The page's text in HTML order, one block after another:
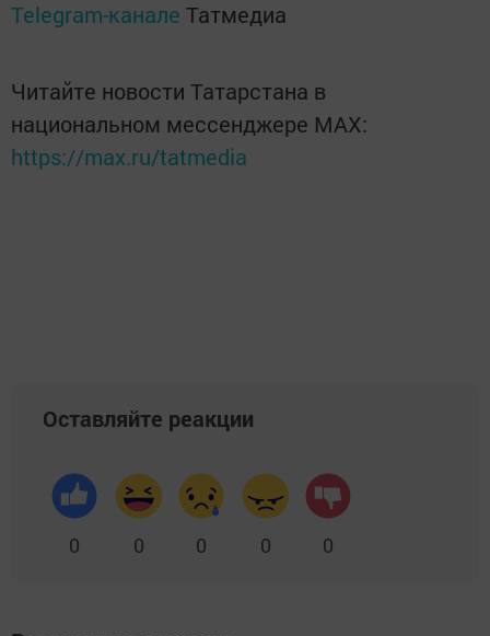
Telegram-канале Татмедиа
Читайте новости Татарстана в
национальном мессенджере MАХ:
https://max.ru/tatmedia
Оставляйте реакции
0 0 0 0 0